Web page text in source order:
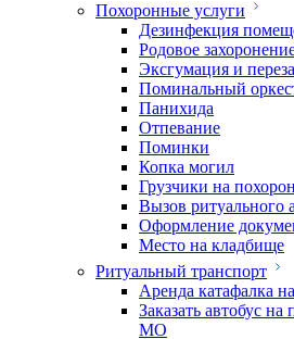
Похоронные услуги
Дезинфекция
Родовое
Эксгумация и
Поминальный
Панихида
Отпевание
Поминки
Копка могил
Грузчики на
Вызов ритуального
Оформление
Место на кладбище
Ритуальный транспорт
Аренда катафалка
Заказать автобус
МО